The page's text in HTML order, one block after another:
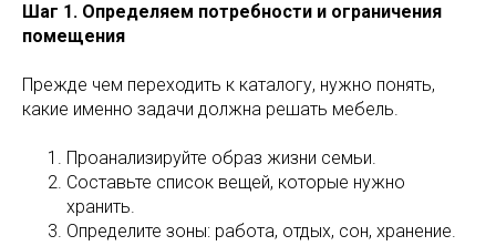
Шаг 1. Определяем потребности и ограничения
помещения
Прежде чем переходить к каталогу, нужно понять,
какие именно задачи должна решать мебель.
Проанализируйте образ жизни семьи.
Составьте список вещей, которые нужно
хранить.
Определите зоны: работа, отдых, сон, хранение.